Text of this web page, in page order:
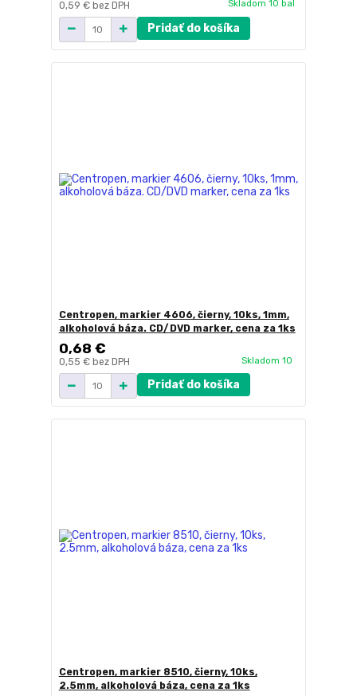
0,59 € bez DPH Skladom 10 bal
Pridať do košíka
Centropen, markier 4606, čierny, 10ks, 1mm,
alkoholová báza. CD/DVD marker, cena za 1ks
0,68 €
0,55 € bez DPH Skladom 10
Pridať do košíka
Centropen, markier 8510, čierny, 10ks,
2.5mm, alkoholová báza, cena za 1ks